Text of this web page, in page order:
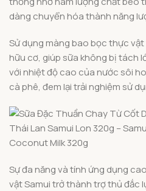
dàng chuyển hóa thành năng
Sử dụng màng bao bọc thực
hữu cơ, giúp sữa không bị tách
với nhiệt độ cao của nước sôi
cà phê, đem lại trải nghiệm sử
Sự đa năng và tính ứng dụng
vật Samui trở thành trợ thủ đắc